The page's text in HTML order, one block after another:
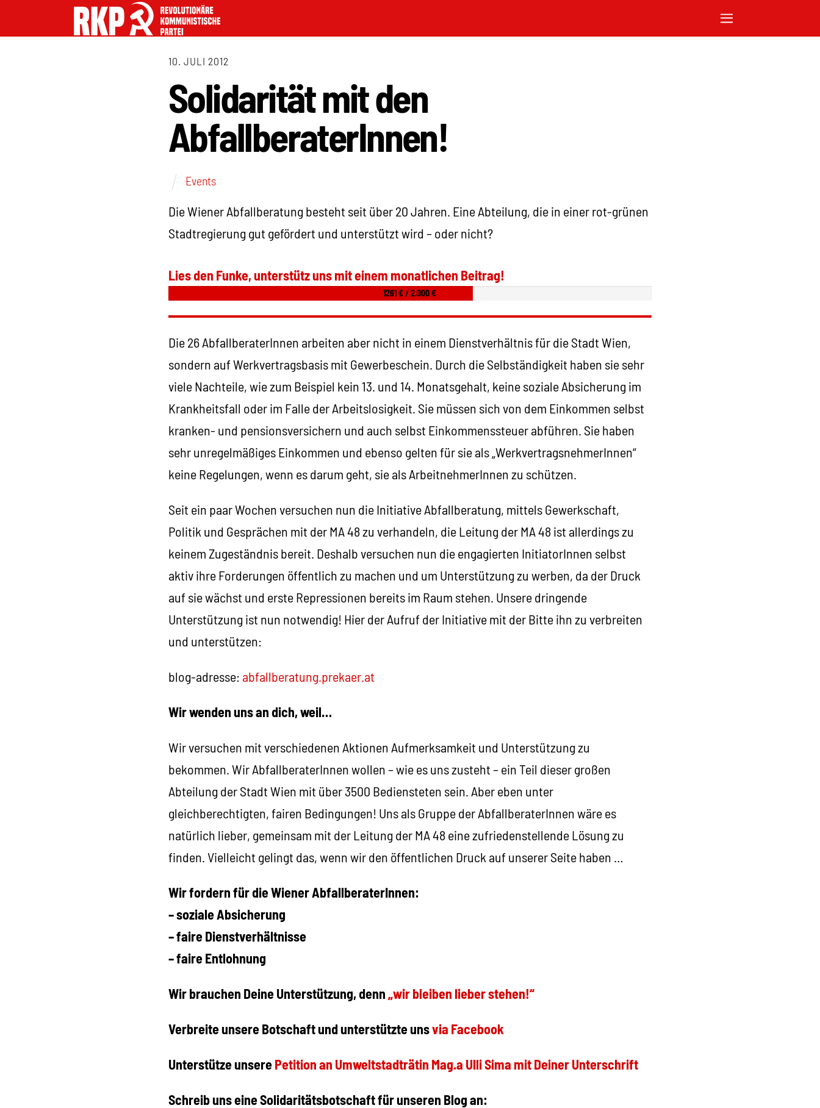
10. JULI 2012
Solidarität mit den
AbfallberaterInnen!
Events
Die Wiener Abfallberatung besteht seit über 20 Jahren. Eine Abteilung, die in einer rot-grünen
Stadtregierung gut gefördert und unterstützt wird – oder nicht?
Lies den Funke, unterstütz uns mit einem monatlichen Beitrag!
1261 € / 2.000 €
Die 26 AbfallberaterInnen arbeiten aber nicht in einem Dienstverhältnis für die Stadt Wien,
sondern auf Werkvertragsbasis mit Gewerbeschein. Durch die Selbständigkeit haben sie sehr
viele Nachteile, wie zum Beispiel kein 13. und 14. Monatsgehalt, keine soziale Absicherung im
Krankheitsfall oder im Falle der Arbeitslosigkeit. Sie müssen sich von dem Einkommen selbst
kranken- und pensionsversichern und auch selbst Einkommenssteuer abführen. Sie haben
sehr unregelmäßiges Einkommen und ebenso gelten für sie als „WerkvertragsnehmerInnen“
keine Regelungen, wenn es darum geht, sie als ArbeitnehmerInnen zu schützen.
Seit ein paar Wochen versuchen nun die Initiative Abfallberatung, mittels Gewerkschaft,
Politik und Gesprächen mit der MA 48 zu verhandeln, die Leitung der MA 48 ist allerdings zu
keinem Zugeständnis bereit. Deshalb versuchen nun die engagierten InitiatorInnen selbst
aktiv ihre Forderungen öffentlich zu machen und um Unterstützung zu werben, da der Druck
auf sie wächst und erste Repressionen bereits im Raum stehen. Unsere dringende
Unterstützung ist nun notwendig! Hier der Aufruf der Initiative mit der Bitte ihn zu verbreiten
und unterstützen:
blog-adresse: abfallberatung.prekaer.at
Wir wenden uns an dich, weil…
Wir versuchen mit verschiedenen Aktionen Aufmerksamkeit und Unterstützung zu
bekommen. Wir AbfallberaterInnen wollen – wie es uns zusteht – ein Teil dieser großen
Abteilung der Stadt Wien mit über 3500 Bediensteten sein. Aber eben unter
gleichberechtigten, fairen Bedingungen! Uns als Gruppe der AbfallberaterInnen wäre es
natürlich lieber, gemeinsam mit der Leitung der MA 48 eine zufriedenstellende Lösung zu
finden. Vielleicht gelingt das, wenn wir den öffentlichen Druck auf unserer Seite haben …
Wir fordern für die Wiener AbfallberaterInnen:
– soziale Absicherung
– faire Dienstverhältnisse
– faire Entlohnung
Wir brauchen Deine Unterstützung, denn „wir bleiben lieber stehen!“
Verbreite unsere Botschaft und unterstützte unsvia Facebook
Unterstütze unserePetition an Umweltstadträtin Mag.a Ulli Sima mit Deiner Unterschrift
Schreib uns eine Solidaritätsbotschaft für unseren Blog an: